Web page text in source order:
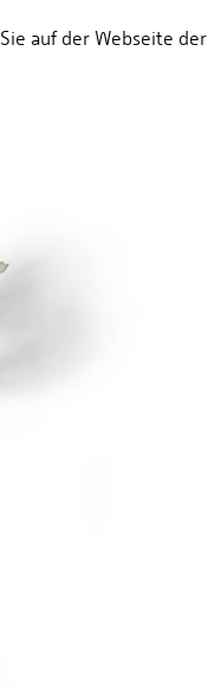
auf der Webseite der